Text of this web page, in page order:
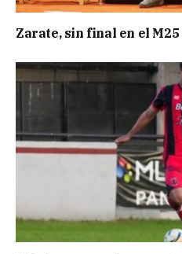
Zarate, sin final en el